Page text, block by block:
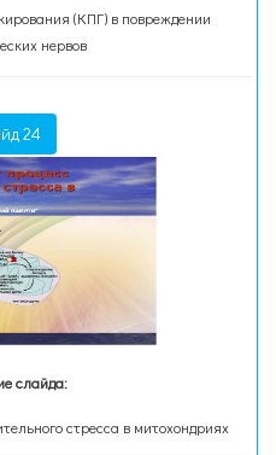
(КПГ) в повреждении
нервов
24
слайда:
стресса в митохондриях